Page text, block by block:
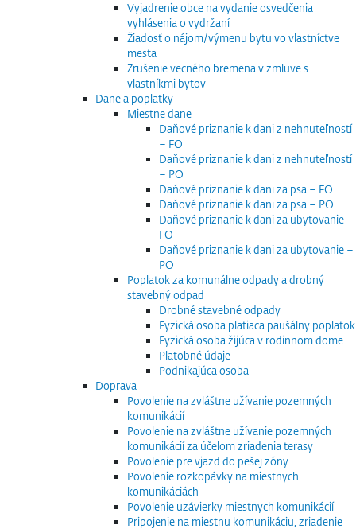
Vyjadrenie obce na vydanie osvedčenia
vyhlásenia o vydržaní
Žiadosť o nájom/výmenu bytu vo vlastníctve
mesta
Zrušenie vecného bremena v zmluve s
vlastníkmi bytov
Dane a poplatky
Miestne dane
Daňové priznanie k dani z nehnuteľností
– FO
Daňové priznanie k dani z nehnuteľností
– PO
Daňové priznanie k dani za psa – FO
Daňové priznanie k dani za psa – PO
Daňové priznanie k dani za ubytovanie –
FO
Daňové priznanie k dani za ubytovanie –
PO
Poplatok za komunálne odpady a drobný
stavebný odpad
Drobné stavebné odpady
Fyzická osoba platiaca paušálny poplatok
Fyzická osoba žijúca v rodinnom dome
Platobné údaje
Podnikajúca osoba
Doprava
Povolenie na zvláštne užívanie pozemných
komunikácií
Povolenie na zvláštne užívanie pozemných
komunikácií za účelom zriadenia terasy
Povolenie pre vjazd do pešej zóny
Povolenie rozkopávky na miestnych
komunikáciách
Povolenie uzávierky miestnych komunikácií
Pripojenie na miestnu komunikáciu, zriadenie